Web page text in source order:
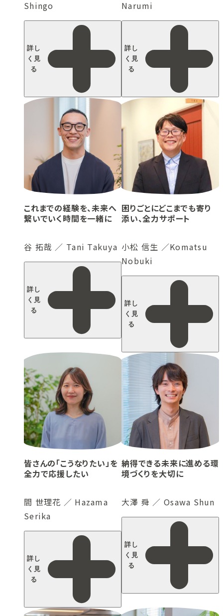
Shingo
詳し
く見
る
Narumi
詳し
く見
る
これまでの経験を、未来へ
繋いでいく時間を一緒に
谷 拓哉 ／ Tani Takuya
詳し
く見
る
困りごとにどこまでも寄り
添い、全力サポート
小松 信生 ／Komatsu
Nobuki
詳し
く見
る
皆さんの「こうなりたい」を
全力で応援したい
間 世理花 ／ Hazama
Serika
詳し
く見
る
納得できる未来に進める環
境づくりを大切に
大澤 舜 ／ Osawa Shun
詳し
く見
る